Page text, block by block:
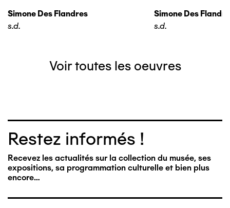
Simone Des Flandres
s.d.
Simone Des
s.d.
Voir toutes les oeuvres
Restez informés !
Recevez les actualités sur la collection du musée, ses
expositions, sa programmation culturelle et bien plus
encore…